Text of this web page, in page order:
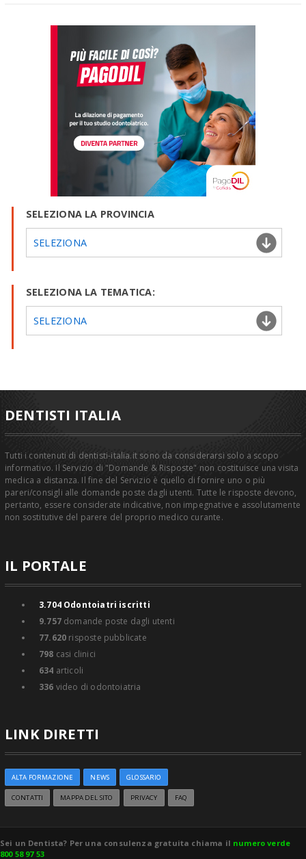
SELEZIONA LA PROVINCIA
SELEZIONA
SELEZIONA LA TEMATICA:
SELEZIONA
DENTISTI ITALIA
Tutti i contenuti di dentisti-italia.it sono da considerarsi solo a scopo
informativo. Il Servizio di "Domande & Risposte" non costituisce una visita
medica a distanza. Il fine del Servizio è quello di fornire uno o più
pareri/consigli alle domande poste dagli utenti. Tutte le risposte devono,
pertanto, essere considerate indicative, non impegnative e assolutamente
non sostitutive del parere del proprio medico curante.
IL PORTALE
3.704Odontoiatri iscritti
9.757domande poste dagli utenti
77.620 risposte pubblicate
798 casi clinici
634 articoli
336 video di odontoiatria
LINK DIRETTI
ALTA FORMAZIONE NEWS GLOSSARIO
CONTATTI MAPPA DEL SITO PRIVACY FAQ
Sei un Dentista? Per una consulenza gratuita chiama il numero verde
800 58 97 53